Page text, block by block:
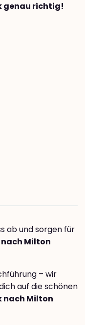
genau richtig!
ab und sorgen für
Milton
– wir
auf die schönen
nach Milton